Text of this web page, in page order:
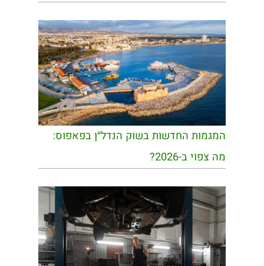
המגמות החדשות בשוק הנדל״ן בפאפוס:
מה צפוי ב-2026?